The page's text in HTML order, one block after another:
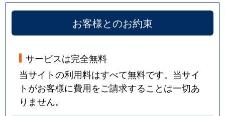
お客様とのお約束
サービスは完全無料
当サイトの利用料はすべて無料です。当サイ
トがお客様に費用をご請求することは一切あ
りません。